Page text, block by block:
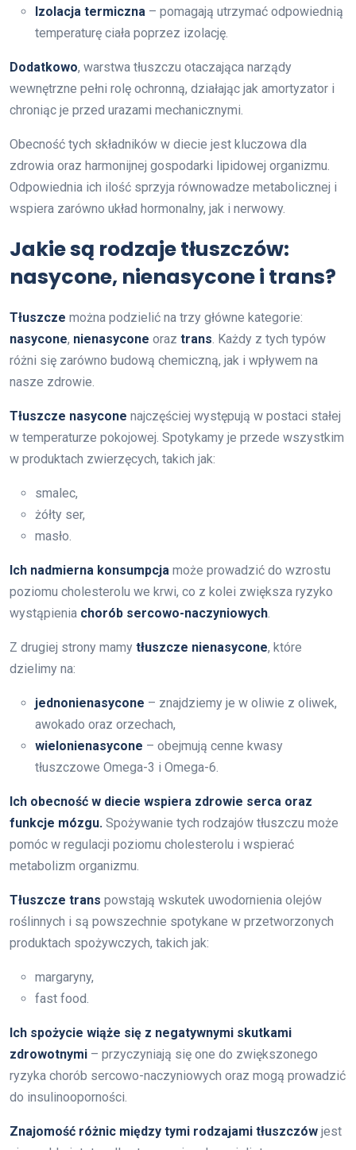
Izolacja termiczna – pomagają utrzymać odpowiednią
temperaturę ciała poprzez izolację.
Dodatkowo, warstwa tłuszczu otaczająca narządy
wewnętrzne pełni rolę ochronną, działając jak amortyzator i
chroniąc je przed urazami mechanicznymi.
Obecność tych składników w diecie jest kluczowa dla
zdrowia oraz harmonijnej gospodarki lipidowej organizmu.
Odpowiednia ich ilość sprzyja równowadze metabolicznej i
wspiera zarówno układ hormonalny, jak i nerwowy.
Jakie są rodzaje tłuszczów:
nasycone, nienasycone i trans?
Tłuszcze można podzielić na trzy główne kategorie:
nasycone, nienasycone oraz trans . Każdy z tych typów
różni się zarówno budową chemiczną, jak i wpływem na
nasze zdrowie.
Tłuszcze nasycone najczęściej występują w postaci stałej
w temperaturze pokojowej. Spotykamy je przede wszystkim
w produktach zwierzęcych, takich jak:
smalec,
żółty ser,
masło.
Ich nadmierna konsumpcja może prowadzić do wzrostu
poziomu cholesterolu we krwi, co z kolei zwiększa ryzyko
wystąpienia chorób sercowo-naczyniowych
Z drugiej strony mamy tłuszcze nienasycone, które
dzielimy na:
jednonienasycone – znajdziemy je w oliwie z oliwek,
awokado oraz orzechach,
wielonienasycone – obejmują cenne kwasy
tłuszczowe Omega-3 i Omega-6.
Ich obecność w diecie wspiera zdrowie serca oraz
funkcje mózgu. Spożywanie tych rodzajów tłuszczu może
pomóc w regulacji poziomu cholesterolu i wspierać
metabolizm organizmu.
Tłuszcze trans powstają wskutek uwodornienia olejów
roślinnych i są powszechnie spotykane w przetworzonych
produktach spożywczych, takich jak:
margaryny,
fast food.
Ich spożycie wiąże się z negatywnymi skutkami
zdrowotnymi – przyczyniają się one do zwiększonego
ryzyka chorób sercowo-naczyniowych oraz mogą prowadzić
do insulinooporności.
Znajomość różnic między tymi rodzajami tłuszczów jest